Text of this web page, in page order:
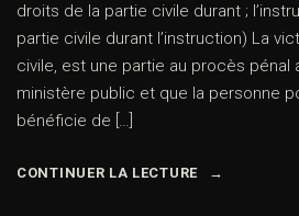
droits de la partie civile durant ;
partie civile durant l’instruction) La
civile, est une partie au procès pénal
ministère public et que la personne
bénéficie de […]
CONTINUER LA LECTURE